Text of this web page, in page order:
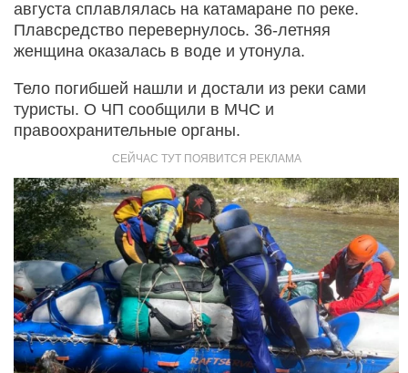
августа сплавлялась на катамаране по реке.
Плавсредство перевернулось. 36-летняя
женщина оказалась в воде и утонула.
Тело погибшей нашли и достали из реки сами
туристы. О ЧП сообщили в МЧС и
правоохранительные органы.